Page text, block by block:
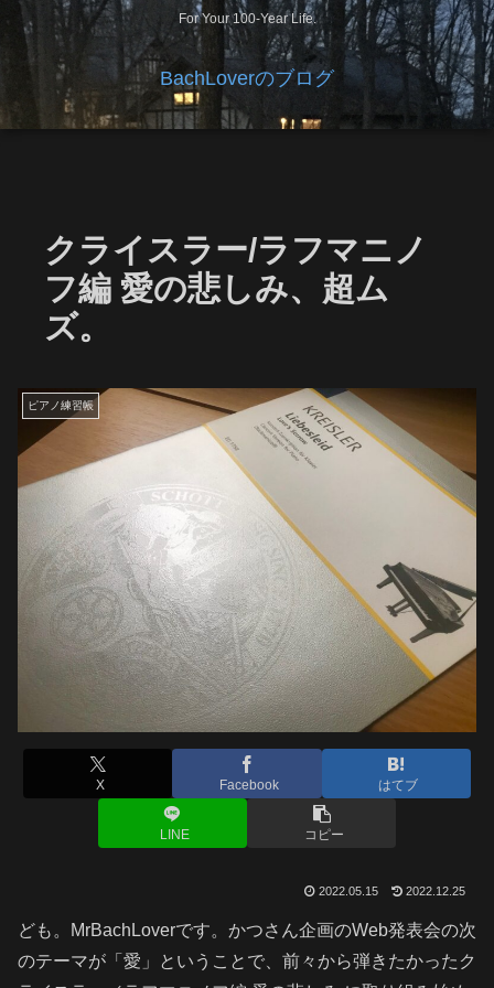
For Your 100-Year Life.
BachLoverのブログ
クライスラー/ラフマニノ
フ編 愛の悲しみ、超ム
ズ。
ピアノ練習帳
X Facebook はてブ
LINE コピー
2022.05.15 2022.12.25
ども。MrBachLoverです。かつさん企画のWeb発表会の次
のテーマが「愛」ということで、前々から弾きたかったク